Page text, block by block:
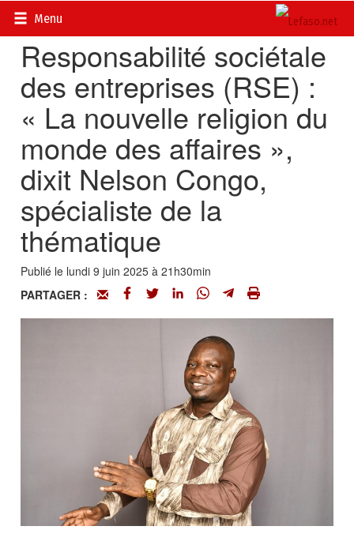
Menu
Accueil>
Responsabilité sociétale
des entreprises (RSE) :
« La nouvelle religion du
monde des affaires »,
dixit Nelson Congo,
spécialiste de la
thématique
Publié le lundi 9 juin 2025 à 21h30min
PARTAGER :